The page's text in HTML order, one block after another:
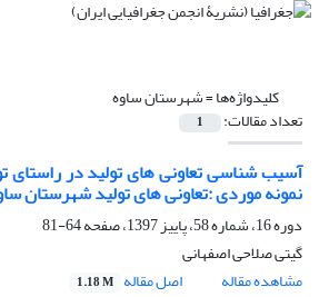
کلیدواژه‌ها =شهرستان ساوه
تعداد مقالات: 1
آسیب شناسی تعاونی های تولید در راستای
نمونه موردی :تعاونی های تولید شهرستان
دوره 16، شماره 58، پاییز 1397، صفحه
64-81
گیتی صلاحی اصفهانی
مشاهده مقاله
اصل مقاله 1.18 M